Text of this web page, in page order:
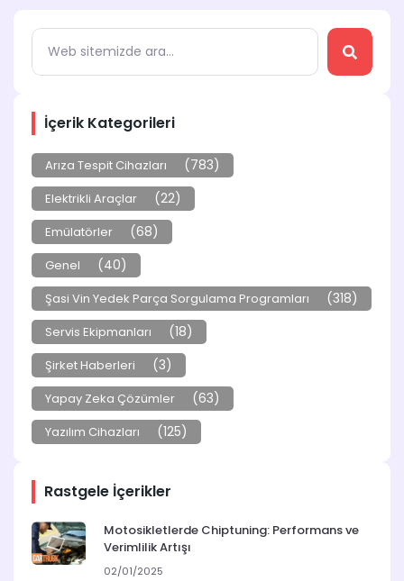
İçerik Kategorileri
Arıza Tespit Cihazları (783)
Elektrikli Araçlar (22)
Emülatörler (68)
Genel (40)
Şasi Vin Yedek Parça Sorgulama Programları (318)
Servis Ekipmanları (18)
Şirket Haberleri (3)
Yapay Zeka Çözümler (63)
Yazılım Cihazları (125)
Rastgele İçerikler
Motosikletlerde Chiptuning: Performans ve
Verimlilik Artışı
02/01/2025